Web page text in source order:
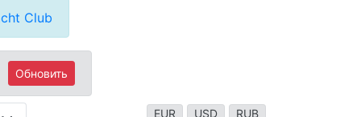
Club
Обновить
EUR USD RUB